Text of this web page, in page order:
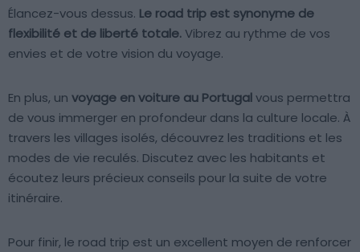
Élancez-vous dessus. Le road trip est synonyme de
flexibilité et de liberté totale.Vibrez au rythme de vos
envies et de votre vision du voyage.
En plus, un voyage en voiture au Portugalvous permettra
de vous immerger en profondeur dans la culture locale. À
travers les villages isolés, découvrez les traditions et les
modes de vie reculés. Discutez avec les habitants et
écoutez leurs précieux conseils pour la suite de votre
itinéraire.
Pour finir, le road trip est un excellent moyen de renforcer